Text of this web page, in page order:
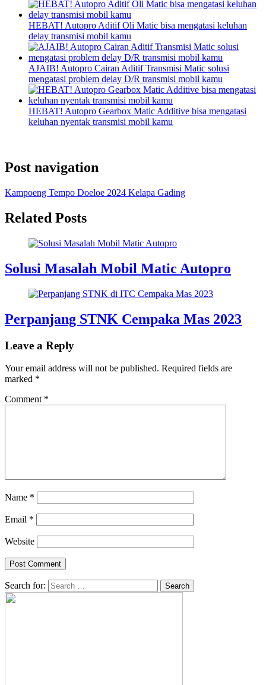
HEBAT! Autopro Aditif Oli Matic bisa mengatasi keluhan
delay transmisi mobil kamu
AJAIB! Autopro Cairan Aditif Transmisi Matic solusi
mengatasi problem delay D/R transmisi mobil kamu
HEBAT! Autopro Gearbox Matic Additive bisa mengatasi
keluhan nyentak transmisi mobil kamu
Post navigation
Kampoeng Tempo Doeloe 2024 Kelapa Gading
Related Posts
Solusi Masalah Mobil Matic Autopro
Perpanjang STNK Cempaka Mas 2023
Leave a Reply
Your email address will not be published. Required fields are
marked *
Comment *
Name *
Email *
Website
Search for: